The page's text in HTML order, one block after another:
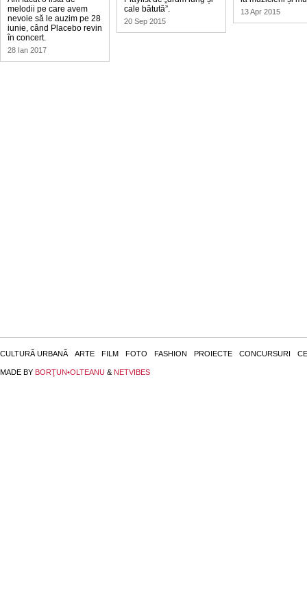
melodii pe care avem
nevoie să le auzim pe 28
iunie, când Placebo revin
în concert.
28 Ian 2017
cale bătută”.
20 Sep 2015
13 Apr 2015
CULTURĂ URBANĂ ARTE FILM FOTO FASHION PROIECTE CONCURSURI
MADE BY BORŢUN•OLTEANU & NETVIBES